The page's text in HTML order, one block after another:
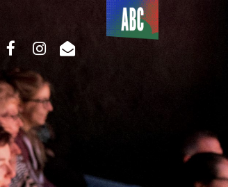
Du côté
de l’ABC
facebookinstagram
email